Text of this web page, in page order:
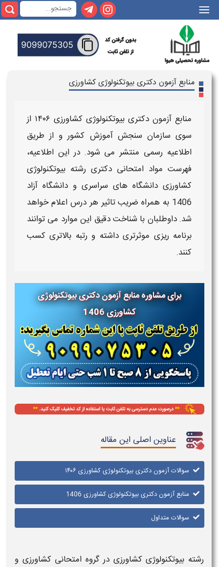
|||
منابع آزمون دکتری بیوتکنولوژی کشاورزی
منابع آزمون دکتری بیوتکنولوژی کشاورزی
از
سوی سازمان سنجش آموزش کشور و از طریق
اطلاعیه رسمی منتشر می‌ شود. در این اطلاعیه،
فهرست مواد امتحانی دکتری رشته بیوتکنولوژی
کشاورزی دانشگاه‌ های سراسری و دانشگاه آزاد
1406 به همراه ضریب تاثیر هر درس اعلام خواهد
شد. داوطلبان با شناخت دقیق این موارد می‌ توانند
برنامه‌ ریزی موثرتری داشته و رتبه بالاتری کسب
کنند.
برای مشاوره منابع آزمون دکتری بیوتکنولوژی
کشاورزی 1406
عناوین اصلی این مقاله
سوالات آزمون دکتری بیوتکنولوژی کشاورزی ۱۴۰۶
منابع آزمون دکتری بیوتکنولوژی کشاورزی 1406
سوالات متداول
رشته بیوتکنولوژی کشاورزیدر گروه امتحانی کشاورزی و